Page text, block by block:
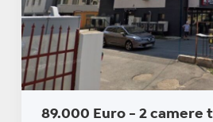
89.000 Euro - 2 camere